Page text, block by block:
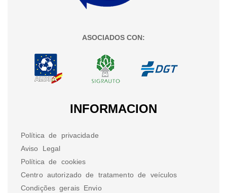
ASOCIADOS CON:
INFORMACION
Política de privacidade
Aviso Legal
Política de cookies
Centro autorizado de tratamento de veículos
Condições gerais Envio